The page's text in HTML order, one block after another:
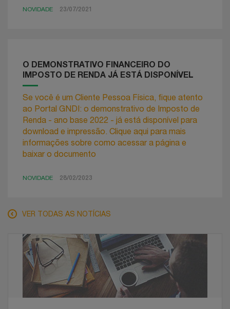
NOVIDADE 23/07/2021
O DEMONSTRATIVO FINANCEIRO DO
IMPOSTO DE RENDA JÁ ESTÁ DISPONÍVEL
Se você é um Cliente Pessoa Física, fique atento
ao Portal GNDI: o demonstrativo de Imposto de
Renda - ano base 2022 - já está disponível para
download e impressão. Clique aqui para mais
informações sobre como acessar a página e
baixar o documento
NOVIDADE 28/02/2023
VER TODAS AS NOTÍCIAS